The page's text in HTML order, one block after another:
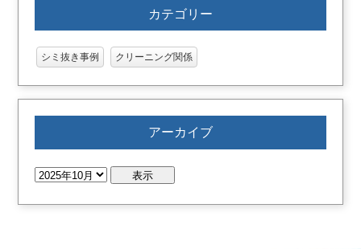
カテゴリー
シミ抜き事例 クリーニング関係
アーカイブ